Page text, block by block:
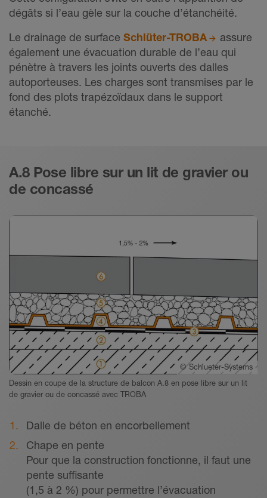
dégâts si l’eau gèle sur la couche d’étanchéité.
Le drainage de surface Schlüter-TROBA
assure
également une évacuation durable de l’eau qui
pénètre à travers les joints ouverts des dalles
autoporteuses. Les charges sont transmises par le
fond des plots trapézoïdaux dans le support
étanché.
A.8 Pose libre sur un lit de gravier ou
de concassé
© Schlueter-Systems
Dessin en coupe de la structure de balcon A.8 en pose libre sur un lit
de gravier ou de concassé avec TROBA
Dalle de béton en encorbellement
Chape en pente
Pour que la construction fonctionne, il faut une
pente suffisante
(1,5 à 2 %) pour permettre l’évacuation